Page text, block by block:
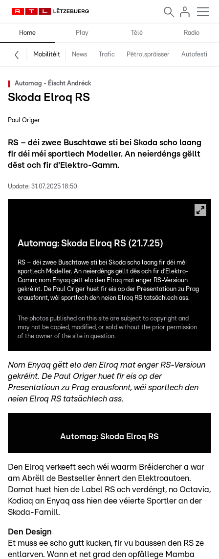
Home Play Télé Radio
Mobilitéit News Trafic Pëtrolspräisser Autofestival
Automag - Éischt Andréck
Skoda Elroq RS
Paul Origer
RS – déi zwee Buschtawe sti bei Skoda scho laang
fir déi méi sportlech Modeller. An neierdéngs gëllt
dëst och fir d'Elektro-Gamm.
Update: 31.07.2025 18:50
Automag: Skoda Elroq RS (21.7.25)
RS – déi zwee Buschtawe sti bei Skoda scho laang fir déi méi
sportlech Modeller. An neierdéngs gëllt dës och fir d’Elektro-
Gamm; nom Enyaq gëtt elo den Elroq mat enger RS-Versioun
gekréint. De Paul Origer huet fir eis op der Presentatioun zu Prag
erausfonnt, wéi sportlech den neien Elroq RS tatsächlech ass.
The photos published on this site are subject to copyright and
may not be copied, modified, or sold without the prior permission
of the owner of the site in question.
Nom Enyaq gëtt elo den Elroq mat enger RS-Versioun
gekréint. De Paul Origer huet fir eis op der
Presentatioun zu Prag erausfonnt, wéi sportlech den
neien Elroq RS tatsächlech ass.
Automag: Skoda Elroq RS
Den Elroq verkeeft sech wéi waarm Bréidercher a war
am Abrëll de Bestseller ënnert den Elektroautoen.
Domat huet hien de Label RS och verdéngt, no Octavia,
Kodiaq an Enyaq ass hien dee véierte Sportler an der
Skoda-Famill.
Den Design
Et muss ee scho gutt kucken, fir vu baussen den RS ze
entlarven. Wann et net grad den opfällege Mamba